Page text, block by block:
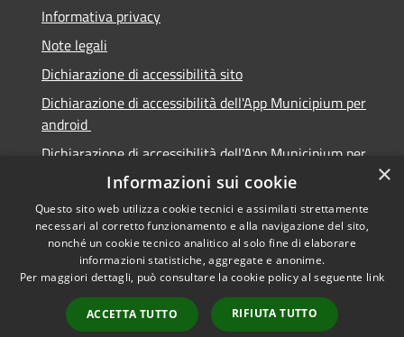
Informativa privacy
Note legali
Dichiarazione di accessibilità sito
Dichiarazione di accessibilità dell'App Municipium per
android
Dichiarazione di accessibilità dell'App Municipium per
Accessibilità
Copyright © 2026 • Città di
Sabbioneta • Powered by
Municipium•
Accesso
redazione
×
Informazioni sui cookie
Questo sito web utilizza cookie tecnici e assimilati strettamente
necessari al corretto funzionamento e alla navigazione del sito,
nonché un cookie tecnico analitico al solo fine di elaborare
informazioni statistiche, aggregate e anonime.
Per maggiori dettagli, può consultare la cookie policy al seguente link
ACCETTA TUTTO RIFIUTA TUTTO